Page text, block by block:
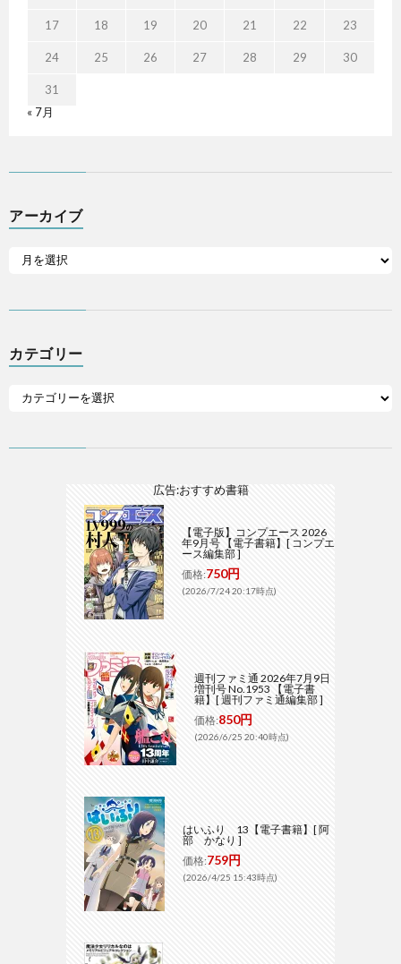
17 18 19 20 21 22 23
24 25 26 27 28 29 30
31
« 7月
アーカイブ
カテゴリー
広告:おすすめ書籍
【電子版】コンプエース 2026
年9月号 【電子書籍】[ コンプエ
ース編集部 ]
価格:750円
(2026/7/24 20:17時点)
週刊ファミ通 2026年7月9日
増刊号 No.1953 【電子書
籍】[ 週刊ファミ通編集部 ]
価格:850円
(2026/6/25 20:40時点)
はいふり 13【電子書籍】[ 阿
部 かなり ]
価格:759円
(2026/4/25 15:43時点)